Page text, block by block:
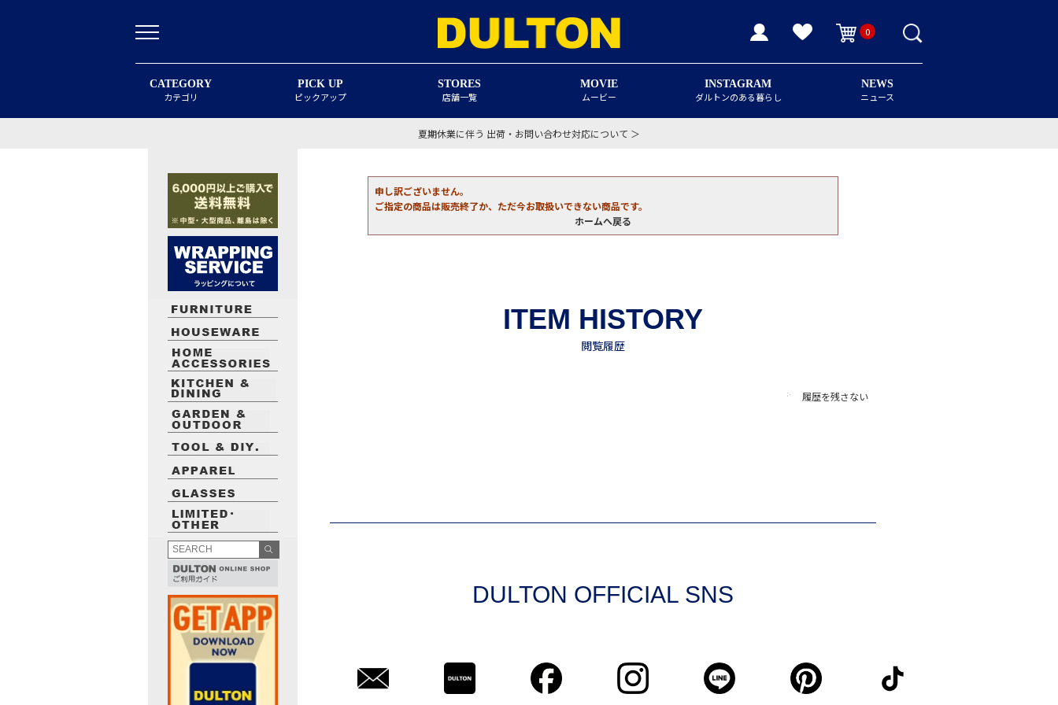
0
CATEGORY
カテゴリ
PICK UP
ピックアップ
STORES
店舗一覧
MOVIE
ムービー
INSTAGRAM
ダルトンのある暮らし
NEWS
ニュース
夏期休業に伴う 出荷・お問い合わせ対応について ＞
申し訳ございません。
ご指定の商品は販売終了か、ただ今お取扱いできない商品です。
ホームへ戻る
履歴を残さない
DULTON OFFICIAL SNS